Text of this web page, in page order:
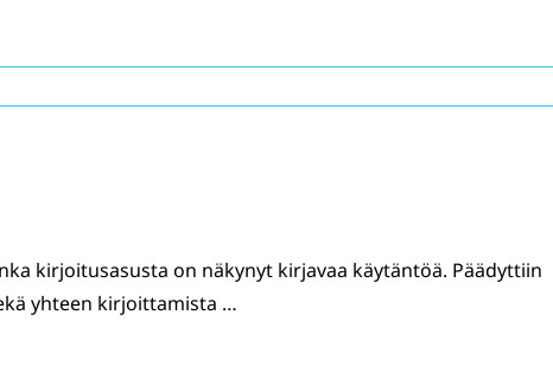
kirjoitusasusta on näkynyt kirjavaa käytäntöä. Päädyttiin
yhteen kirjoittamista …